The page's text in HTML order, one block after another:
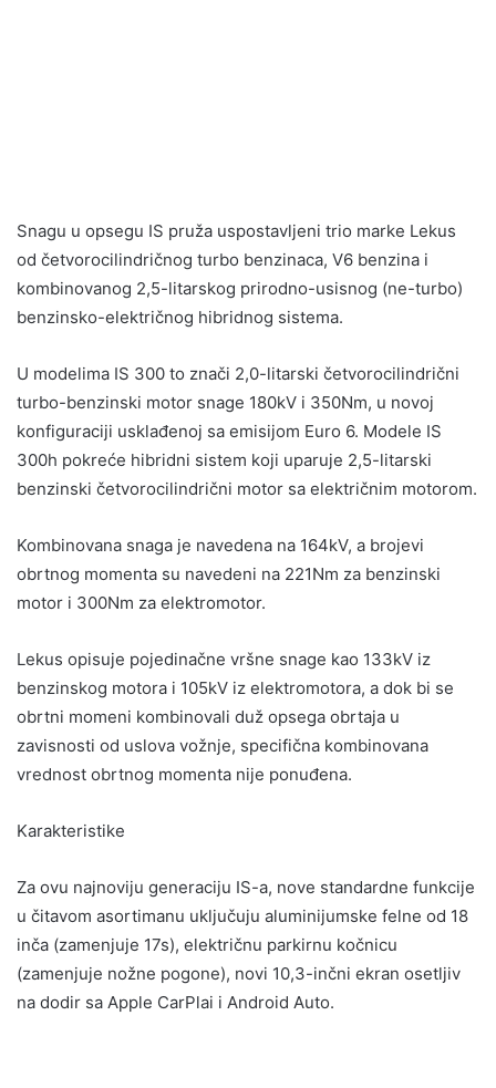
Snagu u opsegu IS pruža uspostavljeni trio marke Lekus
od četvorocilindričnog turbo benzinaca, V6 benzina i
kombinovanog 2,5-litarskog prirodno-usisnog (ne-turbo)
benzinsko-električnog hibridnog sistema.
U modelima IS 300 to znači 2,0-litarski četvorocilindrični
turbo-benzinski motor snage 180kV i 350Nm, u novoj
konfiguraciji usklađenoj sa emisijom Euro 6. Modele IS
300h pokreće hibridni sistem koji uparuje 2,5-litarski
benzinski četvorocilindrični motor sa električnim motorom.
Kombinovana snaga je navedena na 164kV, a brojevi
obrtnog momenta su navedeni na 221Nm za benzinski
motor i 300Nm za elektromotor.
Lekus opisuje pojedinačne vršne snage kao 133kV iz
benzinskog motora i 105kV iz elektromotora, a dok bi se
obrtni momeni kombinovali duž opsega obrtaja u
zavisnosti od uslova vožnje, specifična kombinovana
vrednost obrtnog momenta nije ponuđena.
Karakteristike
Za ovu najnoviju generaciju IS-a, nove standardne funkcije
u čitavom asortimanu uključuju aluminijumske felne od 18
inča (zamenjuje 17s), električnu parkirnu kočnicu
(zamenjuje nožne pogone), novi 10,3-inčni ekran osetljiv
na dodir sa Apple CarPlai i Android Auto.